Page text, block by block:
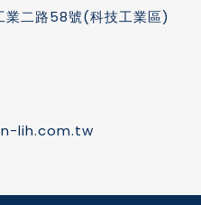
二路58號(科技工業區)
lih.com.tw